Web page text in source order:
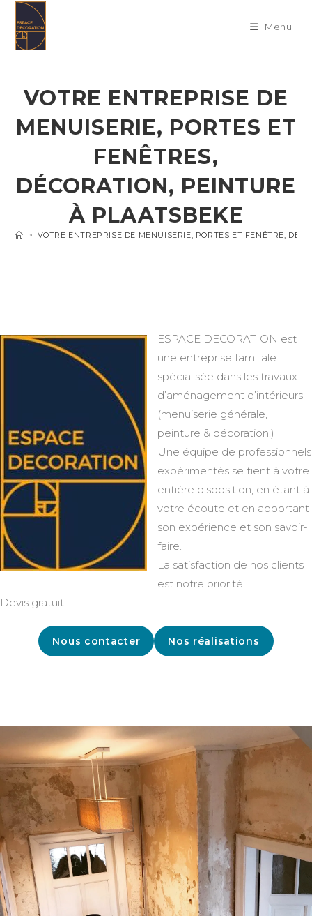
content
Menu
VOTRE ENTREPRISE DE
MENUISERIE, PORTES ET
FENÊTRES,
DÉCORATION, PEINTURE
À PLAATSBEKE
> VOTRE ENTREPRISE DE MENUISERIE, PORTES ET FENÊTRE,
ESPACE DECORATION est
une entreprise familiale
spécialisée dans les travaux
d’aménagement d’intérieurs
(menuiserie générale,
peinture & décoration.)
Une équipe de professionnels
expérimentés se tient à votre
entière disposition, en étant à
votre écoute et en apportant
son expérience et son savoir-
faire.
La satisfaction de nos clients
est notre priorité.
Devis gratuit.
Nous contacter Nos réalisations